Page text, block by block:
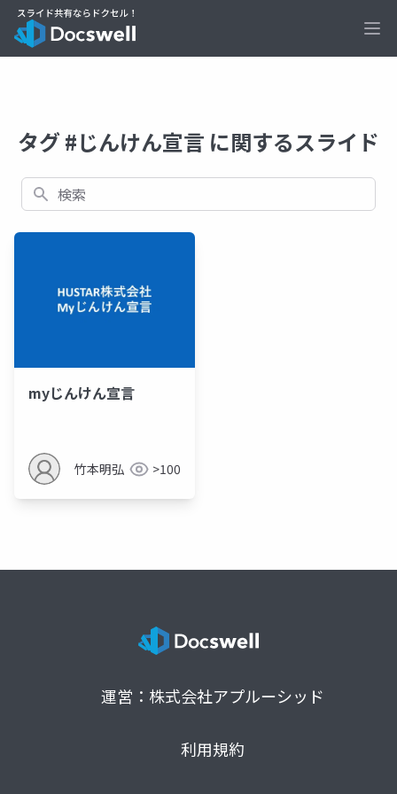
タグ #じんけん宣言 に関するスライド
検索
myじんけん宣言
竹本明弘 >100
運営：株式会社アプルーシッド
利用規約